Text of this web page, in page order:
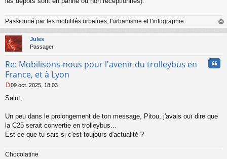
Passionné par les mobilités urbaines, l'urbanisme et l'infographie.
au
Jules
Passager
Re: Mobilisons-nous pour l'avenir du trolleybus en
France, et à Lyon
e
g
e
09 oct. 2025, 18:03
Salut,
Un peu dans le prolongement de ton message, Pitou, j'avais ouï dire que
la C25 serait convertie en trolleybus...
Est-ce que tu sais si c'est toujours d'actualité ?
Chocolatine